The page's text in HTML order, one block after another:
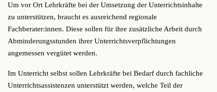
Um vor Ort Lehrkräfte bei der Umsetzung der Unterrichtsinhalte
zu unterstützen, braucht es ausreichend regionale
Fachberater:innen. Diese sollen für ihre zusätzliche Arbeit durch
Abminderungsstunden ihrer Unterrichtsverpflichtungen
angemessen vergütet werden.
Im Unterricht selbst sollen Lehrkräfte bei Bedarf durch fachliche
Unterrichtsassistenzen unterstützt werden, welche Teil der